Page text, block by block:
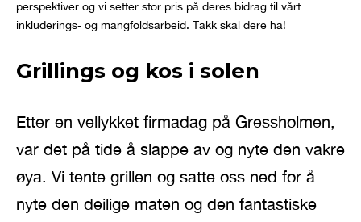
perspektiver og vi setter stor pris på deres bidrag til vårt
inkluderings- og mangfoldsarbeid. Takk skal dere ha!
Grillings og kos i solen
Etter en vellykket firmadag på Gressholmen,
var det på tide å slappe av og nyte den vakre
øya. Vi tente grillen og satte oss ned for å
nyte den deilige maten og den fantastiske